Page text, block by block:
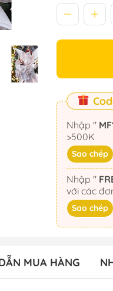
Nhập "
>500K
Sao chép
Nhập "
với các
Sao chép
MUA HÀNG